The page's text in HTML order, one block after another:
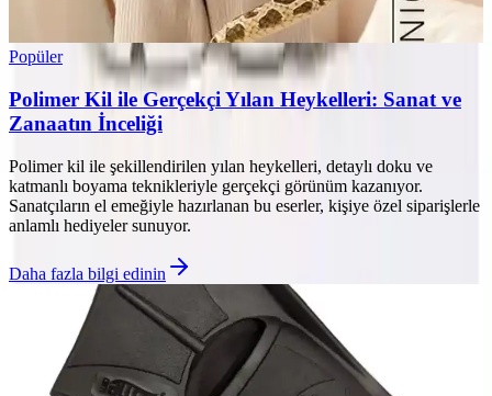
Popüler
Polimer Kil ile Gerçekçi Yılan Heykelleri: Sanat ve
Zanaatın İnceliği
Polimer kil ile şekillendirilen yılan heykelleri, detaylı doku ve
katmanlı boyama teknikleriyle gerçekçi görünüm kazanıyor.
Sanatçıların el emeğiyle hazırlanan bu eserler, kişiye özel siparişlerle
anlamlı hediyeler sunuyor.
Daha fazla bilgi edinin